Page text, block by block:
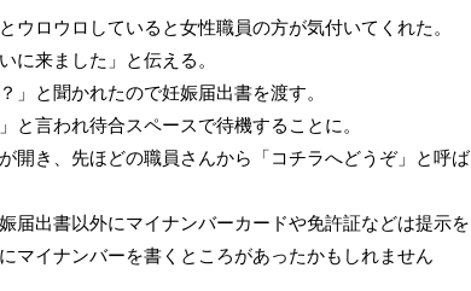
ウロウロしていると女性職員の方が気付いてくれた。
に来ました」と伝える。
」と聞かれたので妊娠届出書を渡す。
と言われ待合スペースで待機することに。
開き、先ほどの職員さんから「コチラへどうぞ」と呼ば
届出書以外にマイナンバーカードや免許証などは提示を
マイナンバーを書くところがあったかもしれません